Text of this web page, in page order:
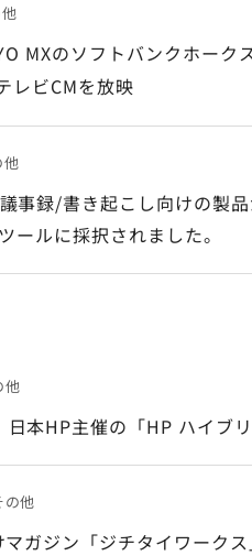
MXのソフトバンクホーク
レビCMを放映
他
事録/書き起こし向けの製
ルに採択されました。
他
日本HP主催の「HP ハイブ
の他
ガジン「ジチタイワーク